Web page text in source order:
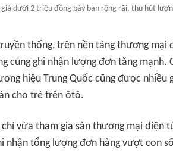
giá dưới 2 triệu đồng bày bán rộng rãi, thu hút
thống, trên nền tảng thương mại
cũng ghi nhận lượng đơn tăng mạnh.
hiệu Trung Quốc cũng được nhiều
cho trẻ trên ôtô.
vừa tham gia sàn thương mại điện
nhận tổng lượng đơn hàng vượt con